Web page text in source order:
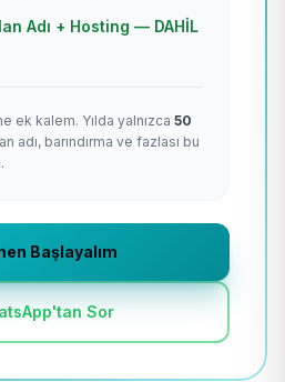
Adı + Hosting — DAHİL
ek kalem. Yılda yalnızca 50
adı, barındırma ve fazlası bu
Başlayalım
Sor